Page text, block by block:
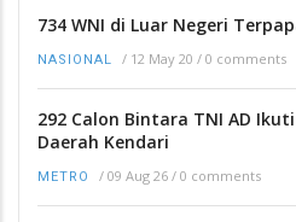
734 WNI di Luar Negeri
NASIONAL / 12 May 20 / 0 comments
292 Calon Bintara TNI AD
Daerah Kendari
METRO / 09 Aug 26 / 0 comments